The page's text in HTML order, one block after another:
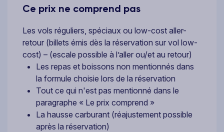
Ce prix ne comprend pas
Les vols réguliers, spéciaux ou low-cost aller-
retour (billets émis dès la réservation sur vol low-
cost) – (escale possible à l’aller ou/et au retour)
Les repas et boissons non mentionnés dans
la formule choisie lors de la réservation
Tout ce qui n'est pas mentionné dans le
paragraphe « Le prix comprend »
La hausse carburant (réajustement possible
après la réservation)